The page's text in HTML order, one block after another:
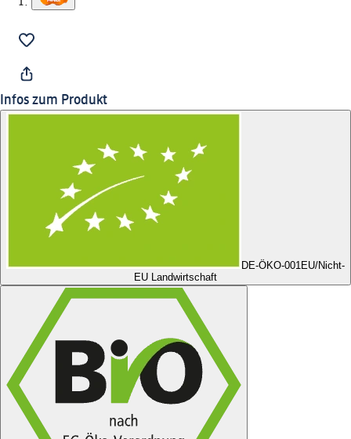
Infos zum Produkt
DE-ÖKO-001 EU/Nicht-
EU Landwirtschaft